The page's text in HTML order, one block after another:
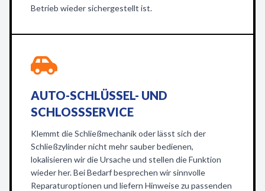
Betrieb wieder sichergestellt ist.
AUTO-SCHLÜSSEL- UND
SCHLOSSSERVICE
Klemmt die Schließmechanik oder lässt sich der
Schließzylinder nicht mehr sauber bedienen,
lokalisieren wir die Ursache und stellen die Funktion
wieder her. Bei Bedarf besprechen wir sinnvolle
Reparaturoptionen und liefern Hinweise zu passenden